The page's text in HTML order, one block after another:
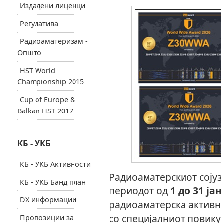
Радиоаматерскиот
периодот од 1 до 31
радиоаматерска
со специјалниот
Издадени лиценци
Регулатива
Радиоаматеризам -
Општо
HST World
Championship 2015
Cup of Europe &
Balkan HST 2017
КБ - УКБ
КБ - УКБ Активности
КБ - УКБ Банд план
DX информации
Пропозиции за